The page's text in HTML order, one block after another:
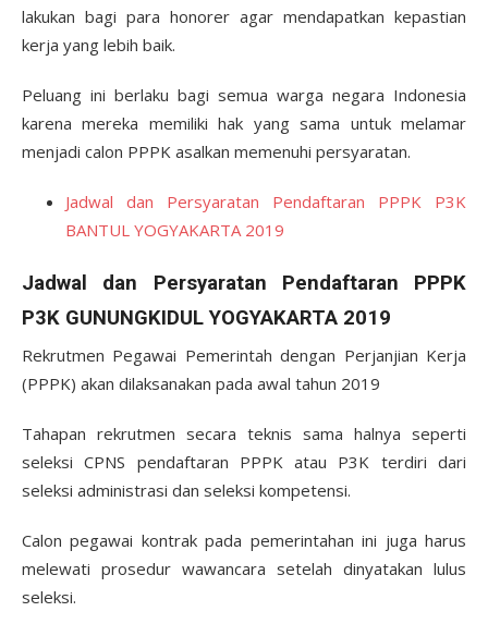
lakukan bagi para honorer agar mendapatkan kepastian
kerja yang lebih baik.
Peluang ini berlaku bagi semua warga negara Indonesia
karena mereka memiliki hak yang sama untuk melamar
menjadi calon PPPK asalkan memenuhi persyaratan.
Jadwal dan Persyaratan Pendaftaran PPPK P3K
BANTUL YOGYAKARTA 2019
Jadwal dan Persyaratan Pendaftaran PPPK
P3K GUNUNGKIDUL YOGYAKARTA 2019
Rekrutmen Pegawai Pemerintah dengan Perjanjian Kerja
(PPPK) akan dilaksanakan pada awal tahun 2019
Tahapan rekrutmen secara teknis sama halnya seperti
seleksi CPNS pendaftaran PPPK atau P3K terdiri dari
seleksi administrasi dan seleksi kompetensi.
Calon pegawai kontrak pada pemerintahan ini juga harus
melewati prosedur wawancara setelah dinyatakan lulus
seleksi.